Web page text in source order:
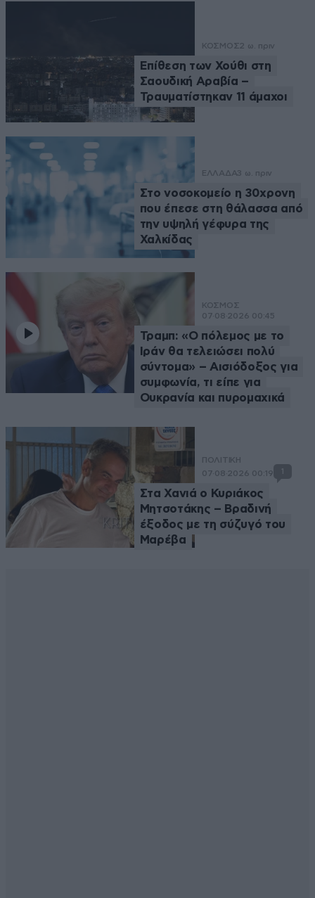
ΚΟΣΜΟΣ2 ω. πριν
Επίθεση των Χούθι στη
Σαουδική Αραβία –
Τραυματίστηκαν 11 άμαχοι
ΕΛΛΑΔΑ3 ω. πριν
Στο νοσοκομείο η 30χρονη
που έπεσε στη θάλασσα από
την υψηλή γέφυρα της
Χαλκίδας
ΚΟΣΜΟΣ
07·08·2026 00:45
Τραμπ: «Ο πόλεμος με το
Ιράν θα τελειώσει πολύ
σύντομα» – Αισιόδοξος για
συμφωνία, τι είπε για
Ουκρανία και πυρομαχικά
ΠΟΛΙΤΙΚΗ
07·08·2026 00:19
1
Στα Χανιά ο Κυριάκος
Μητσοτάκης – Βραδινή
έξοδος με τη σύζυγό του
Μαρέβα